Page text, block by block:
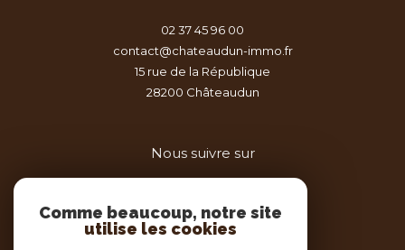
02 37 45 96 00
contact@chateaudun-immo.fr
15 rue de la République
28200
châteaudun
Nous suivre sur
Comme beaucoup, notre site
utilise les cookies